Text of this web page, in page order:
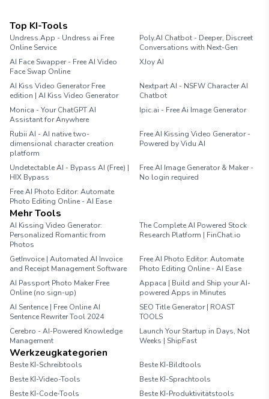
Top KI-Tools
Undress.App - Undress ai Free
Online Service
Poly.AI Chatbot - Deeper, Discreet
Conversations with Next-Gen
AI Face Swapper - Free AI Video
Face Swap Online
XJoy AI
AI Kiss Video Generator Free
edition | AI Kiss Video Generator
Nextpart AI - NSFW Character AI
Chatbot
Monica - Your ChatGPT AI
Assistant for Anywhere
Ipic.ai - Free Ai Image Generator
Rubii AI - AI native two-
dimensional character creation
platform
Free AI Kissing Video Generator -
Powered by Vidu AI
Undetectable AI - Bypass AI (Free) |
HIX Bypass
Free AI Image Generator & Maker -
No login required
Free AI Photo Editor: Automate
Photo Editing Online - AI Ease
Mehr Tools
AI Kissing Video Generator:
Personalized Romantic from
Photos
The Complete AI Powered Stock
Research Platform | FinChat.io
GetInvoice | Automated AI Invoice
and Receipt Management Software
Free AI Photo Editor: Automate
Photo Editing Online - AI Ease
AI Passport Photo Maker Free
Online (no sign-up)
Appaca | Build and Ship your AI-
powered Apps in Minutes
AI Sentence | Free Online AI
Sentence Rewriter Tool 2024
SEO Title Generator | ROAST
TOOLS
Cerebro - AI-Powered Knowledge
Management
Launch Your Startup in Days, Not
Weeks | ShipFast
Werkzeugkategorien
Beste KI-Schreibtools
Beste KI-Bildtools
Beste KI-Video-Tools
Beste KI-Sprachtools
Beste KI-Code-Tools
Beste KI-Produktivitätstools